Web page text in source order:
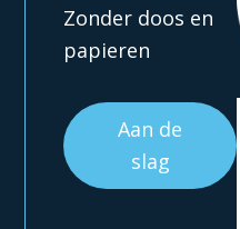
Zonder doos en
papieren
Aan de
slag